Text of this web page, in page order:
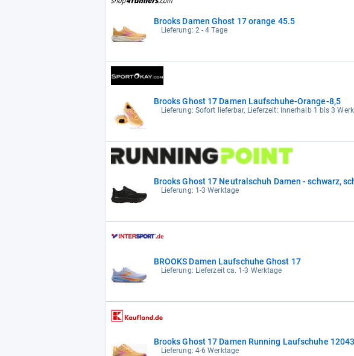
Brooks Damen Ghost 17 orange 45.5
Lieferung: 2 - 4 Tage
Brooks Ghost 17 Damen Laufschuhe-Orange-8,5
Lieferung: Sofort lieferbar, Lieferzeit: Innerhalb 1 bis 3
Brooks Ghost 17 Neutralschuh Damen - schwarz,
Lieferung: 1-3 Werktage
BROOKS Damen Laufschuhe Ghost 17
Lieferung: Lieferzeit ca. 1-3 Werktage
Brooks Ghost 17 Damen Running Laufschuhe
Lieferung: 4-6 Werktage